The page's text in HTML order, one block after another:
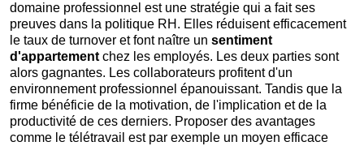
domaine professionnel est une stratégie qui a fait ses
preuves dans la politique RH. Elles réduisent efficacement
le taux de turnover et font naître un sentiment
d'appartement chez les employés. Les deux parties sont
alors gagnantes. Les collaborateurs profitent d'un
environnement professionnel épanouissant. Tandis que la
firme bénéficie de la motivation, de l'implication et de la
productivité de ces derniers. Proposer des avantages
comme le télétravail est par exemple un moyen efficace